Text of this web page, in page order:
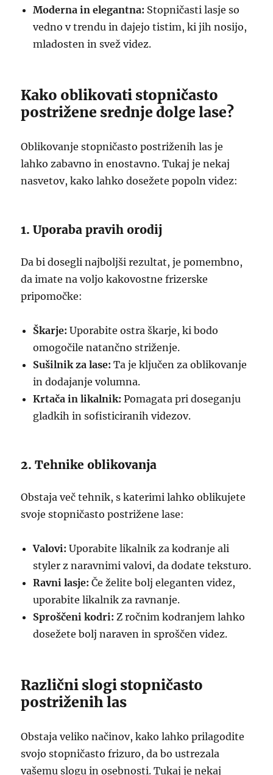
Moderna in elegantna: Stopničasti lasje so
vedno v trendu in dajejo tistim, ki jih nosijo,
mladosten in svež videz.
Kako oblikovati stopničasto
postrižene srednje dolge lase?
Oblikovanje stopničasto postriženih las je
lahko zabavno in enostavno. Tukaj je nekaj
nasvetov, kako lahko dosežete popoln videz:
1. Uporaba pravih orodij
Da bi dosegli najboljši rezultat, je pomembno,
da imate na voljo kakovostne frizerske
pripomočke:
Škarje: Uporabite ostra škarje, ki bodo
omogočile natančno striženje.
Sušilnik za lase: Ta je ključen za oblikovanje
in dodajanje volumna.
Krtača in likalnik: Pomagata pri doseganju
gladkih in sofisticiranih videzov.
2. Tehnike oblikovanja
Obstaja več tehnik, s katerimi lahko oblikujete
svoje stopničasto postrižene lase:
Valovi: Uporabite likalnik za kodranje ali
styler z naravnimi valovi, da dodate teksturo.
Ravni lasje: Če želite bolj eleganten videz,
uporabite likalnik za ravnanje.
Sproščeni kodri: Z ročnim kodranjem lahko
dosežete bolj naraven in sproščen videz.
Različni slogi stopničasto
postriženih las
Obstaja veliko načinov, kako lahko prilagodite
svojo stopničasto frizuro, da bo ustrezala
vašemu slogu in osebnosti. Tukaj je nekaj